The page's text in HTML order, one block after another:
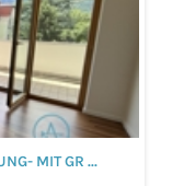
MIT GR ...